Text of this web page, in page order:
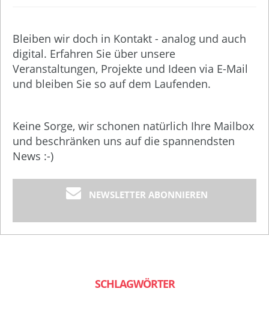
Bleiben wir doch in Kontakt - analog und auch
digital. Erfahren Sie über unsere
Veranstaltungen, Projekte und Ideen via E-Mail
und bleiben Sie so auf dem Laufenden.
Keine Sorge, wir schonen natürlich Ihre Mailbox
und beschränken uns auf die spannendsten
News :-)
NEWSLETTER ABONNIEREN
SCHLAGWÖRTER